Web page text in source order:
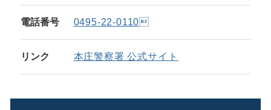
電話番号 0495-22-0110
リンク 本庄警察署 公式サイト